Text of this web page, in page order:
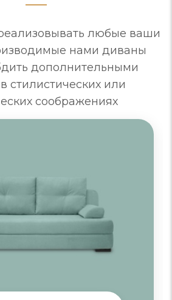
любые ваши
нами диваны
дополнительными
стилистических или
соображениях